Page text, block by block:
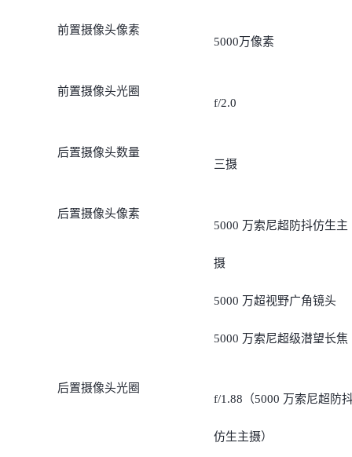
前置摄像头像素
5000万像素
前置摄像头光圈
f/2.0
后置摄像头数量
三摄
后置摄像头像素
5000 万索尼超防抖仿生主
摄
5000 万超视野广角镜头
5000 万索尼超级潜望长焦
后置摄像头光圈
f/1.88（5000 万索尼超防
仿生主摄）